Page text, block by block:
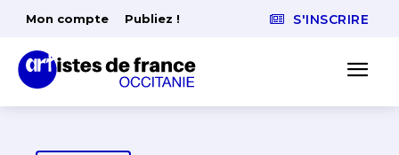
Mon compte Publiez ! S'INSCRIRE